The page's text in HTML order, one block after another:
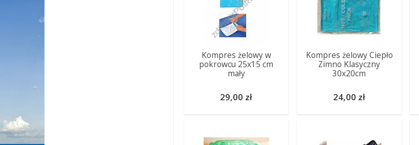
Kompres żelowy w
pokrowcu 25x15 cm
mały
29,00 zł
Kompres żelowy Ciepło
Zimno Klasyczny
30x20cm
24,00 zł